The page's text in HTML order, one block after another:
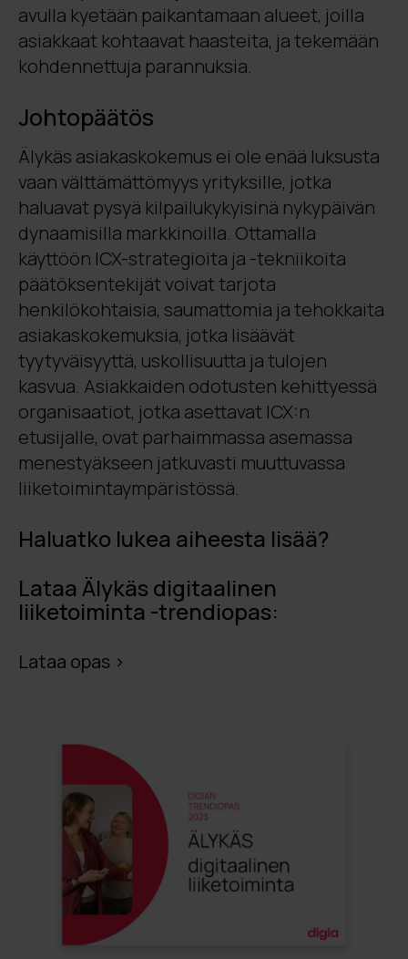
avulla kyetään paikantamaan alueet, joilla
asiakkaat kohtaavat haasteita, ja tekemään
kohdennettuja parannuksia.
Johtopäätös
Älykäs asiakaskokemus ei ole enää luksusta
vaan välttämättömyys yrityksille, jotka
haluavat pysyä kilpailukykyisinä nykypäivän
dynaamisilla markkinoilla. Ottamalla
käyttöön ICX-strategioita ja -tekniikoita
päätöksentekijät voivat tarjota
henkilökohtaisia, saumattomia ja tehokkaita
asiakaskokemuksia, jotka lisäävät
tyytyväisyyttä, uskollisuutta ja tulojen
kasvua. Asiakkaiden odotusten kehittyessä
organisaatiot, jotka asettavat ICX:n
etusijalle, ovat parhaimmassa asemassa
menestyäkseen jatkuvasti muuttuvassa
liiketoimintaympäristössä.
Haluatko lukea aiheesta lisää?
Lataa Älykäs digitaalinen
liiketoiminta -trendiopas:
Lataa opas >